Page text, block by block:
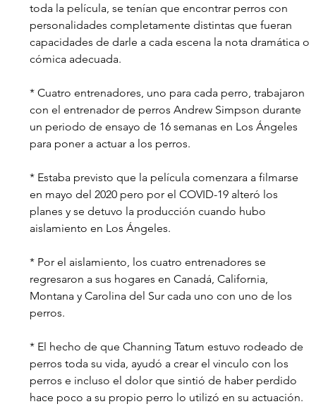
toda la película, se tenían que encontrar perros con
personalidades completamente distintas que fueran
capacidades de darle a cada escena la nota dramática o
cómica adecuada.
* Cuatro entrenadores, uno para cada perro, trabajaron
con el entrenador de perros Andrew Simpson durante
un periodo de ensayo de 16 semanas en Los Ángeles
para poner a actuar a los perros.
* Estaba previsto que la película comenzara a filmarse
en mayo del 2020 pero por el COVID-19 alteró los
planes y se detuvo la producción cuando hubo
aislamiento en Los Ángeles.
* Por el aislamiento, los cuatro entrenadores se
regresaron a sus hogares en Canadá, California,
Montana y Carolina del Sur cada uno con uno de los
perros.
* El hecho de que Channing Tatum estuvo rodeado de
perros toda su vida, ayudó a crear el vinculo con los
perros e incluso el dolor que sintió de haber perdido
hace poco a su propio perro lo utilizó en su actuación.